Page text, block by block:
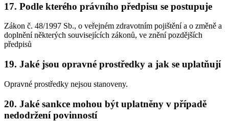
17. Podle kterého právního předpisu se postupuje
Zákon č. 48/1997 Sb., o veřejném zdravotním pojištění a o změně a
doplnění některých souvisejících zákonů, ve znění pozdějších
předpisů
19. Jaké jsou opravné prostředky a jak se uplatňují
Opravné prostředky nejsou stanoveny.
20. Jaké sankce mohou být uplatněny v případě
nedodržení povinností